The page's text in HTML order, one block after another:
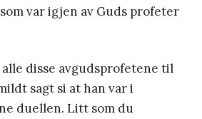
var igjen av Guds profeter
disse avgudsprofetene til
sagt si at han var i
duellen. Litt som du